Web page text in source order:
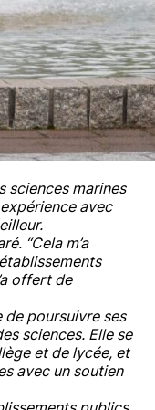
sciences marines
avec
“Cela m’a
offert de
poursuivre ses
sciences. Elle se
et de lycée, et
avec un soutien